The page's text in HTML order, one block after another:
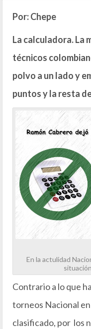
Por: Chepe
La calculadora. La
técnicos
polvo a un lado y
puntos y la resta
En la actulidad
Contrario a lo que
torneos Nacional
clasificado, por los